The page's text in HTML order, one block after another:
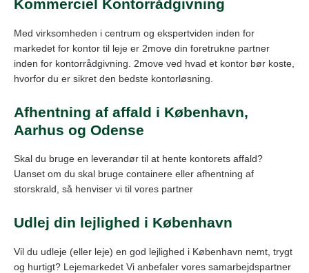
Kommerciel Kontorrådgivning
Med virksomheden i centrum og ekspertviden inden for
markedet for kontor til leje er 2move din foretrukne partner
inden for kontorrådgivning. 2move ved hvad et kontor bør koste,
hvorfor du er sikret den bedste kontorløsning.
Afhentning af affald i København,
Aarhus og Odense
Skal du bruge en leverandør til at hente kontorets affald?
Uanset om du skal bruge containere eller afhentning af
storskrald, så henviser vi til vores partner
Udlej din lejlighed i København
Vil du udleje (eller leje) en god lejlighed i København nemt, trygt
og hurtigt? Lejemarkedet Vi anbefaler vores samarbejdspartner